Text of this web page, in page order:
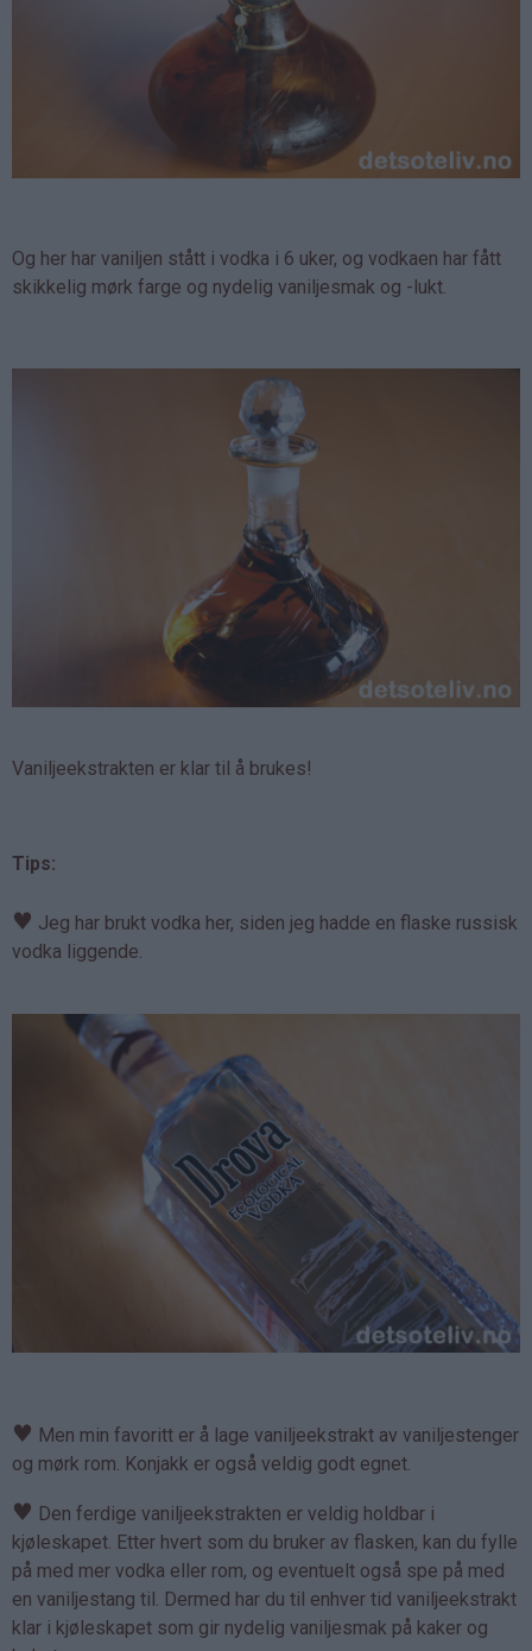
Og her har vaniljen stått i vodka i 6 uker, og vodkaen har fått
skikkelig mørk farge og nydelig vaniljesmak og -lukt.
Vaniljeekstrakten er klar til å brukes!
Tips:
♥ Jeg har brukt vodka her, siden jeg hadde en flaske russisk
vodka liggende.
♥ Men min favoritt er å lage vaniljeekstrakt av vaniljestenger
og mørk rom. Konjakk er også veldig godt egnet.
♥ Den ferdige vaniljeekstrakten er veldig holdbar i
kjøleskapet. Etter hvert som du bruker av flasken, kan du fylle
på med mer vodka eller rom, og eventuelt også spe på med
en vaniljestang til. Dermed har du til enhver tid vaniljeekstrakt
klar i kjøleskapet som gir nydelig vaniljesmak på kaker og